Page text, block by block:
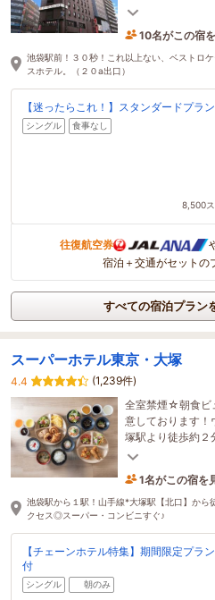
◆Wi-Fi無料◆ホテ
10名がこの宿
11分前に予約
池袋駅前！３０秒！これ以上ない、ベストロ
スホテル。（２０a出口）
【迷ったらこれ！】スタンダードプラ
シングル 食事なし
8,500
往復航空券
宿泊＋交通がセットの
すべての宿泊プラン
スーパーホテル東京・大塚
4.4
(1,239件)
全室禁煙☆朝食ビ
意しております！
塚駅より徒歩約
ニは徒歩１分圏内
1名がこの宿を
1時間前に予約
池袋駅から１駅！山手線*大塚駅【北口】から
クセス◎スーパー・コンビニすぐ♪
【チェーンホテル特集】期間限定プラ
付
シングル 朝のみ